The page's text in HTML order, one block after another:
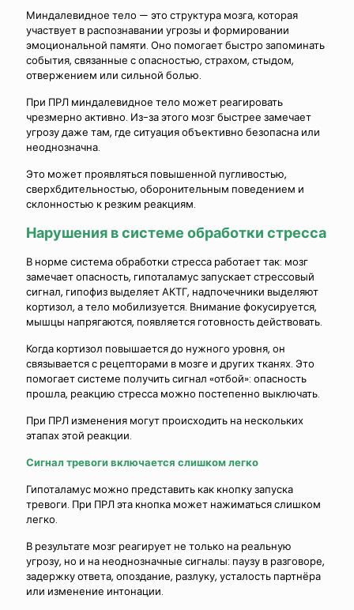
Миндалевидное тело — это структура мозга, которая
участвует в распознавании угрозы и формировании
эмоциональной памяти. Оно помогает быстро запоминать
события, связанные с опасностью, страхом, стыдом,
отвержением или сильной болью.
При ПРЛ миндалевидное тело может реагировать
чрезмерно активно. Из-за этого мозг быстрее замечает
угрозу даже там, где ситуация объективно безопасна или
неоднозначна.
Это может проявляться повышенной пугливостью,
сверхбдительностью, оборонительным поведением и
склонностью к резким реакциям.
Нарушения в системе обработки стресса
В норме система обработки стресса работает так: мозг
замечает опасность, гипоталамус запускает стрессовый
сигнал, гипофиз выделяет АКТГ, надпочечники выделяют
кортизол, а тело мобилизуется. Внимание фокусируется,
мышцы напрягаются, появляется готовность действовать.
Когда кортизол повышается до нужного уровня, он
связывается с рецепторами в мозге и других тканях. Это
помогает системе получить сигнал «отбой»: опасность
прошла, реакцию стресса можно постепенно выключать.
При ПРЛ изменения могут происходить на нескольких
этапах этой реакции.
Сигнал тревоги включается слишком легко
Гипоталамус можно представить как кнопку запуска
тревоги. При ПРЛ эта кнопка может нажиматься слишком
легко.
В результате мозг реагирует не только на реальную
угрозу, но и на неоднозначные сигналы: паузу в разговоре,
задержку ответа, опоздание, разлуку, усталость партнёра
или изменение интонации.